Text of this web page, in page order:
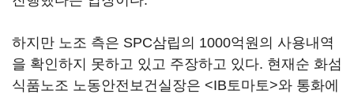
하지만 노조 측은 SPC삼립의 1000억원의 사용내역
을 확인하지 못하고 있고 주장하고 있다. 현재순 화섬
식품노조 노동안전보건실장은 <IB토마토>와 통화에